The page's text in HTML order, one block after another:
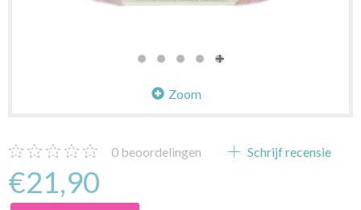
Zoom
0 beoordelingen Schrijf recensie
€21,90